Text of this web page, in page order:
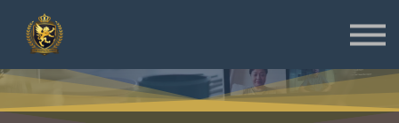
Shop
Log ind